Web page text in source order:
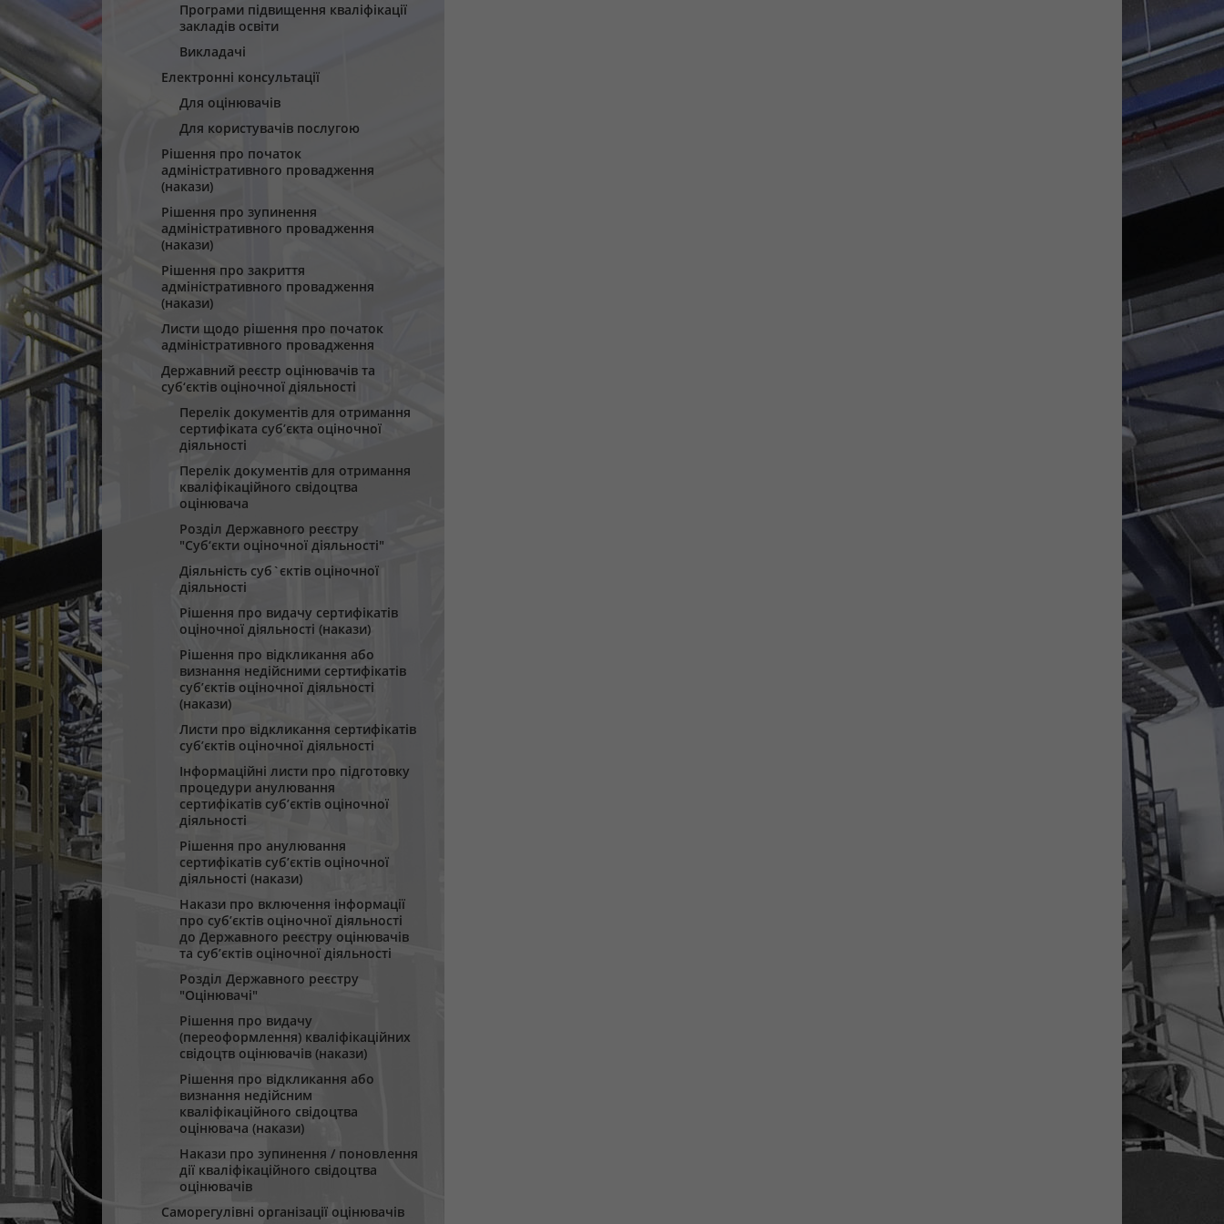
Програми підвищення кваліфікації
закладів освіти
Викладачі
Електронні консультації
Для оцінювачів
Для користувачів послугою
Рішення про початок
адміністративного провадження
(накази)
Рішення про зупинення
адміністративного провадження
(накази)
Рішення про закриття
адміністративного провадження
(накази)
Листи щодо рішення про початок
адміністративного провадження
Державний реєстр оцінювачів та
суб‘єктів оціночної діяльності
Перелік документів для отримання
сертифіката суб’єкта оціночної
діяльності
Перелік документів для отримання
кваліфікаційного свідоцтва
оцінювача
Розділ Державного реєстру
"Суб‘єкти оціночної діяльності"
Діяльність суб`єктів оціночної
діяльності
Рішення про видачу сертифікатів
оціночної діяльності (накази)
Рішення про відкликання або
визнання недійсними сертифікатів
суб’єктів оціночної діяльності
(накази)
Листи про відкликання сертифікатів
суб’єктів оціночної діяльності
Інформаційні листи про підготовку
процедури анулювання
сертифікатів суб’єктів оціночної
діяльності
Рішення про анулювання
сертифікатів суб’єктів оціночної
діяльності (накази)
Накази про включення інформації
про суб’єктів оціночної діяльності
до Державного реєстру оцінювачів
та суб’єктів оціночної діяльності
Розділ Державного реєстру
"Оцінювачі"
Рішення про видачу
(переоформлення) кваліфікаційних
свідоцтв оцінювачів (накази)
Рішення про відкликання або
визнання недійсним
кваліфікаційного свідоцтва
оцінювача (накази)
Накази про зупинення / поновлення
дії кваліфікаційного свідоцтва
оцінювачів
Саморегулівні організації оцінювачів